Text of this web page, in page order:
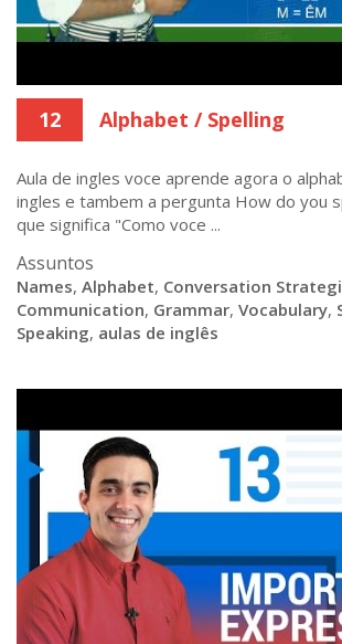
12 Alphabet / Spelling
Aula de ingles voce aprende agora o
ingles e tambem a pergunta How do you
que significa "Como voce ...
Assuntos
Names, Alphabet, Conversation
Communication, Grammar, Vocabulary,
Speaking, aulas de inglês